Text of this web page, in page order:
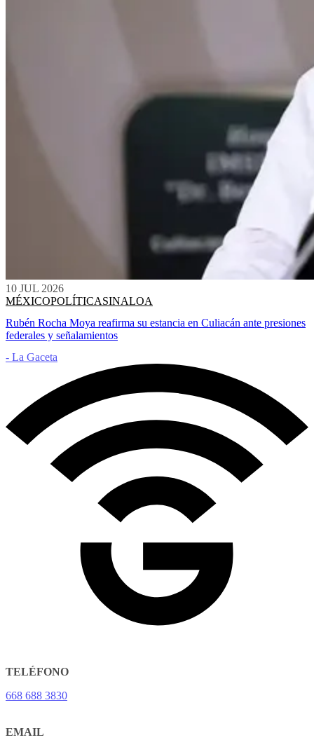
10 JUL 2026
MÉXICOPOLÍTICASINALOA
Rubén Rocha Moya reafirma su estancia en Culiacán ante presiones
federales y señalamientos
- La Gaceta
TELÉFONO
668 688 3830
EMAIL